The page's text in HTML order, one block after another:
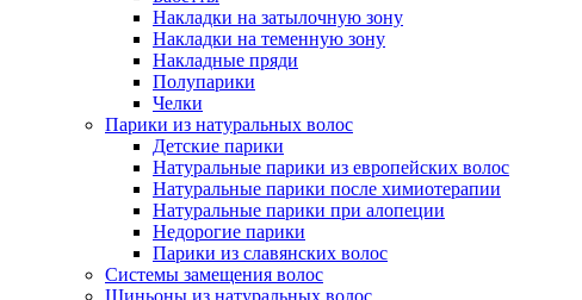
Накладки на затылочную зону
Накладки на теменную зону
Накладные пряди
Полупарики
Челки
Парики из натуральных волос
Детские парики
Натуральные парики из европейских волос
Натуральные парики после химиотерапии
Натуральные парики при алопеции
Недорогие парики
Парики из славянских волос
Системы замещения волос
Шиньоны из натуральных волос